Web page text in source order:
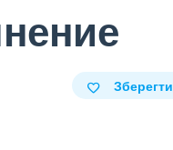
Зберегти